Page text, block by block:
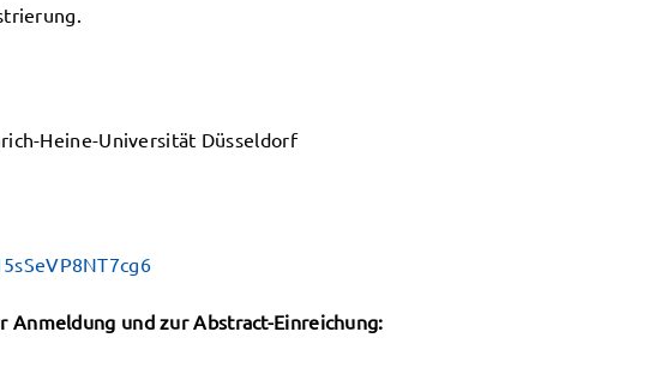
Heine-Universität Düsseldorf
und zur Abstract-Einreichung: